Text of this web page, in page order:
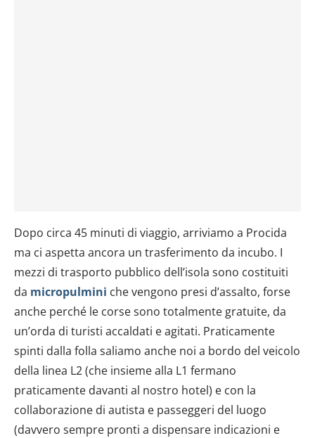
Dopo circa 45 minuti di viaggio, arriviamo a Procida
ma ci aspetta ancora un trasferimento da incubo. I
mezzi di trasporto pubblico dell’isola sono costituiti
da micropulmini che vengono presi d’assalto, forse
anche perché le corse sono totalmente gratuite, da
un’orda di turisti accaldati e agitati. Praticamente
spinti dalla folla saliamo anche noi a bordo del veicolo
della linea L2 (che insieme alla L1 fermano
praticamente davanti al nostro hotel) e con la
collaborazione di autista e passeggeri del luogo
(davvero sempre pronti a dispensare indicazioni e